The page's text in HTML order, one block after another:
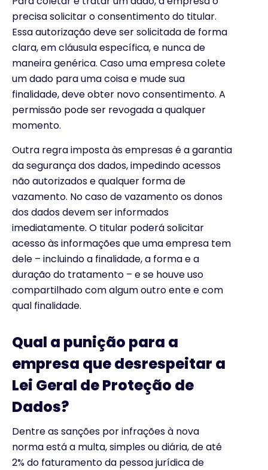
precisa solicitar o consentimento do titular.
Essa autorização deve ser solicitada de forma
clara, em cláusula específica, e nunca de
maneira genérica. Caso uma empresa colete
um dado para uma coisa e mude sua
finalidade, deve obter novo consentimento. A
permissão pode ser revogada a qualquer
momento.
Outra regra imposta às empresas é a garantia
da segurança dos dados, impedindo acessos
não autorizados e qualquer forma de
vazamento. No caso de vazamento os donos
dos dados devem ser informados
imediatamente. O titular poderá solicitar
acesso às informações que uma empresa tem
dele – incluindo a finalidade, a forma e a
duração do tratamento – e se houve uso
compartilhado com algum outro ente e com
qual finalidade.
Qual a punição para a
empresa que desrespeitar a
Lei Geral de Proteção de
Dados?
Dentre as sanções por infrações à nova
norma está a multa, simples ou diária, de até
2% do faturamento da pessoa jurídica de